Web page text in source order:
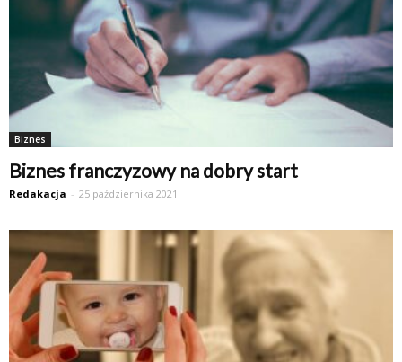
Biznes
Biznes franczyzowy na dobry start
Redakacja - 25 października 2021